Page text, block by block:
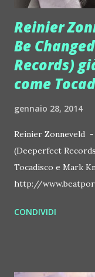
Reinier
Be
Records)
come
gennaio 28, 2014
Reinier Zonneveld -
(Deeperfect
Tocadisco e Mark
http://
scenario techno
CONDIVIDI